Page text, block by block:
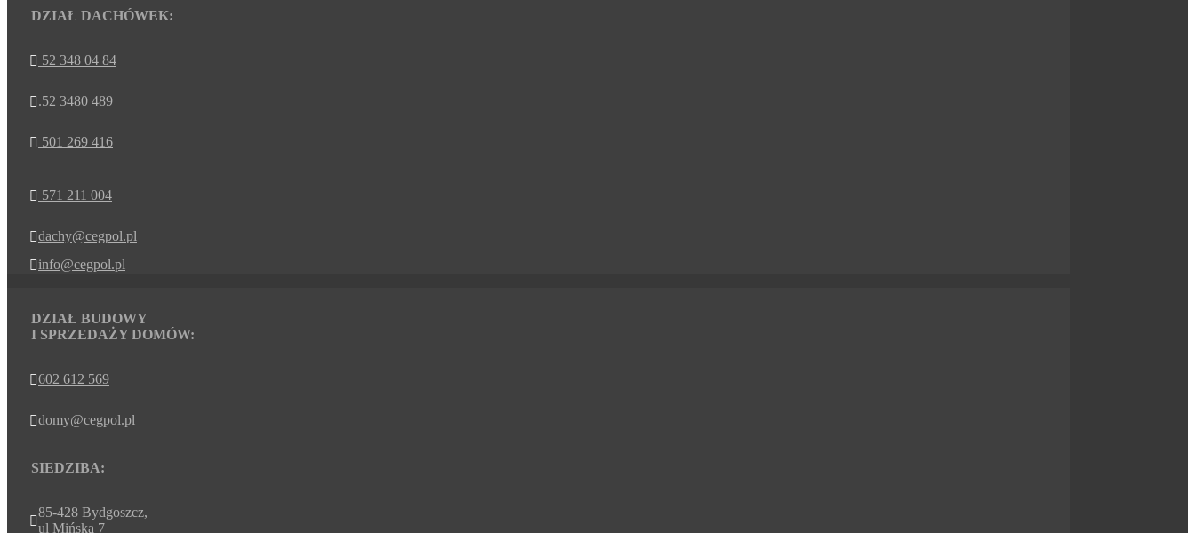
DZIAŁ DACHÓWEK:
 52 348 04 84
.52 3480 489
 501 269 416
 571 211 004
dachy@cegpol.pl
info@cegpol.pl
DZIAŁ BUDOWY
I SPRZEDAŻY DOMÓW:
602 612 569
domy@cegpol.pl
SIEDZIBA:

85-428 Bydgoszcz,
ul Mińska 7